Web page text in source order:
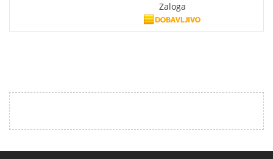
Zaloga